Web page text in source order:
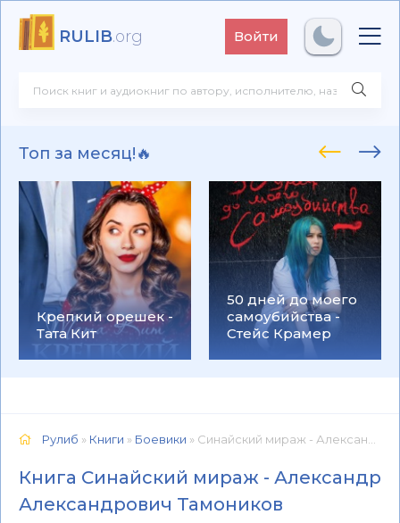
RULIB.org Войти
Топ за месяц!🔥
Крепкий орешек -
Тата Кит
50 дней до моего
самоубийства -
Стейс Крамер
Рулиб » Книги » Боевики » Синайский мираж - Александр Александрович Тамоников 📕 - Книга онлайн бесплатно
Книга Синайский мираж - Александр
Александрович Тамоников